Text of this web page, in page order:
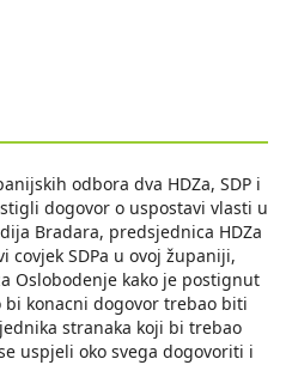
odbora dva HDZa, SDP i
dogovor o uspostavi vlasti u
Bradara, predsjednica HDZa
covjek SDPa u ovoj županiji,
Oslobodenje kako je postignut
konacni dogovor trebao biti
stranaka koji bi trebao
uspjeli oko svega dogovoriti i